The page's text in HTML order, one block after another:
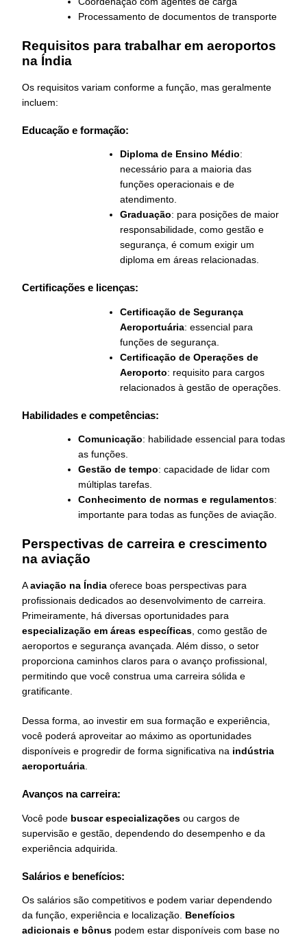
Processamento de documentos de transporte
Requisitos para trabalhar em aeroportos
na Índia
Os requisitos variam conforme a função, mas geralmente
incluem:
Educação e formação:
Diploma de Ensino Médio:
necessário para a maioria das
funções operacionais e de
atendimento.
Graduação: para posições de maior
responsabilidade, como gestão e
segurança, é comum exigir um
diploma em áreas relacionadas.
Certificações e licenças:
Certificação de Segurança
Aeroportuária: essencial para
funções de segurança.
Certificação de Operações de
Aeroporto: requisito para cargos
relacionados à gestão de operações.
Habilidades e competências:
Comunicação: habilidade essencial para todas
as funções.
Gestão de tempo: capacidade de lidar com
múltiplas tarefas.
Conhecimento de normas e regulamentos:
importante para todas as funções de aviação.
Perspectivas de carreira e crescimento
na aviação
Aaviação na Índia oferece boas perspectivas para
profissionais dedicados ao desenvolvimento de carreira.
Primeiramente, há diversas oportunidades para
especialização em áreas específicas, como gestão de
aeroportos e segurança avançada. Além disso, o setor
proporciona caminhos claros para o avanço profissional,
permitindo que você construa uma carreira sólida e
gratificante.
Dessa forma, ao investir em sua formação e experiência,
você poderá aproveitar ao máximo as oportunidades
disponíveis e progredir de forma significativa na indústria
aeroportuária.
Avanços na carreira:
Você pode buscar especializações ou cargos de
supervisão e gestão, dependendo do desempenho e da
experiência adquirida.
Salários e benefícios:
Os salários são competitivos e podem variar dependendo
da função, experiência e localização. Benefícios
adicionais e bônus podem estar disponíveis com base no